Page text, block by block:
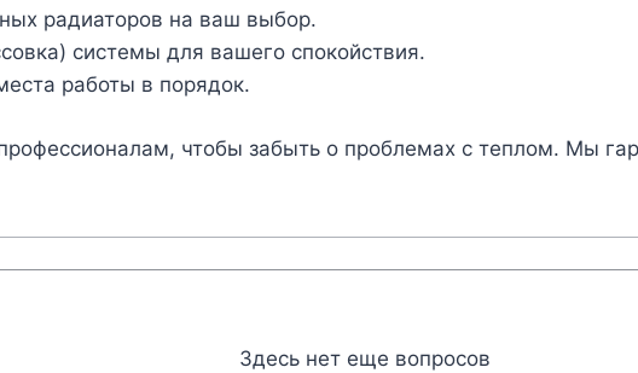
радиаторов на ваш выбор.
системы для вашего спокойствия.
работы в порядок.
чтобы забыть о проблемах с теплом. Мы
Здесь нет еще вопросов